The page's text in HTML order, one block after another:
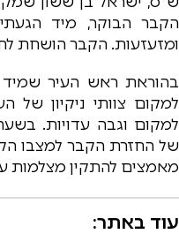
הקבר הבוקר, מיד
ומזעזעות. הקבר הושחת
בהוראת ראש העיר שמיד
למקום צוותי ניקיון של
למקום וגבה עדויות.
של החזרת הקבר למצבו
מאמצים להתקין מצלמות
עוד באתר: